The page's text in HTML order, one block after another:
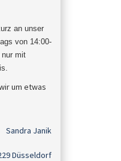
an unser
von 14:00-
nur mit
.
um etwas
Sandra Janik
Düsseldorf